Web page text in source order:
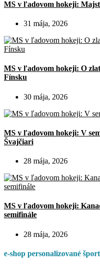
MS v ľadovom hokeji:
31 mája, 2026
MS v ľadovom hokeji: O
Fínsku
30 mája, 2026
MS v ľadovom hokeji: V
Švajčiari
28 mája, 2026
MS v ľadovom hokeji:
semifinále
28 mája, 2026
e-shop personalizované